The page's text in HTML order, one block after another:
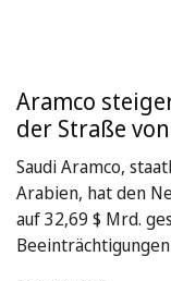
Aramco
der Straße
Saudi Aramco,
Arabien, hat den
auf 32,69 $ Mrd.